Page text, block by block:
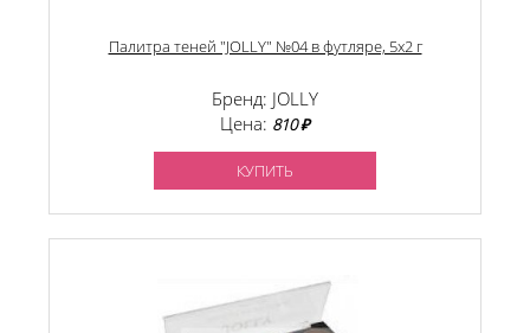
Палитра теней "JOLLY" №04 в футляре, 5х2 г
Бренд: JOLLY
Цена: 810 ₽
КУПИТЬ